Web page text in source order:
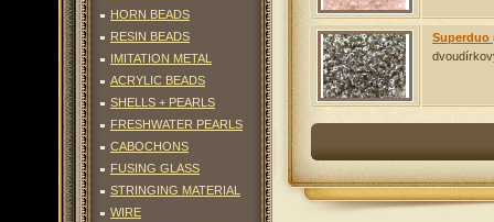
Superduo (5g)
15Kč
To the basket
Superduo
To the basketDetails
HORN BEADS
RESIN BEADS
IMITATION METAL
ACRYLIC BEADS
SHELLS + PEARLS
FRESHWATER PEARLS
CABOCHONS
FUSING GLASS
STRINGING MATERIAL
WIRE